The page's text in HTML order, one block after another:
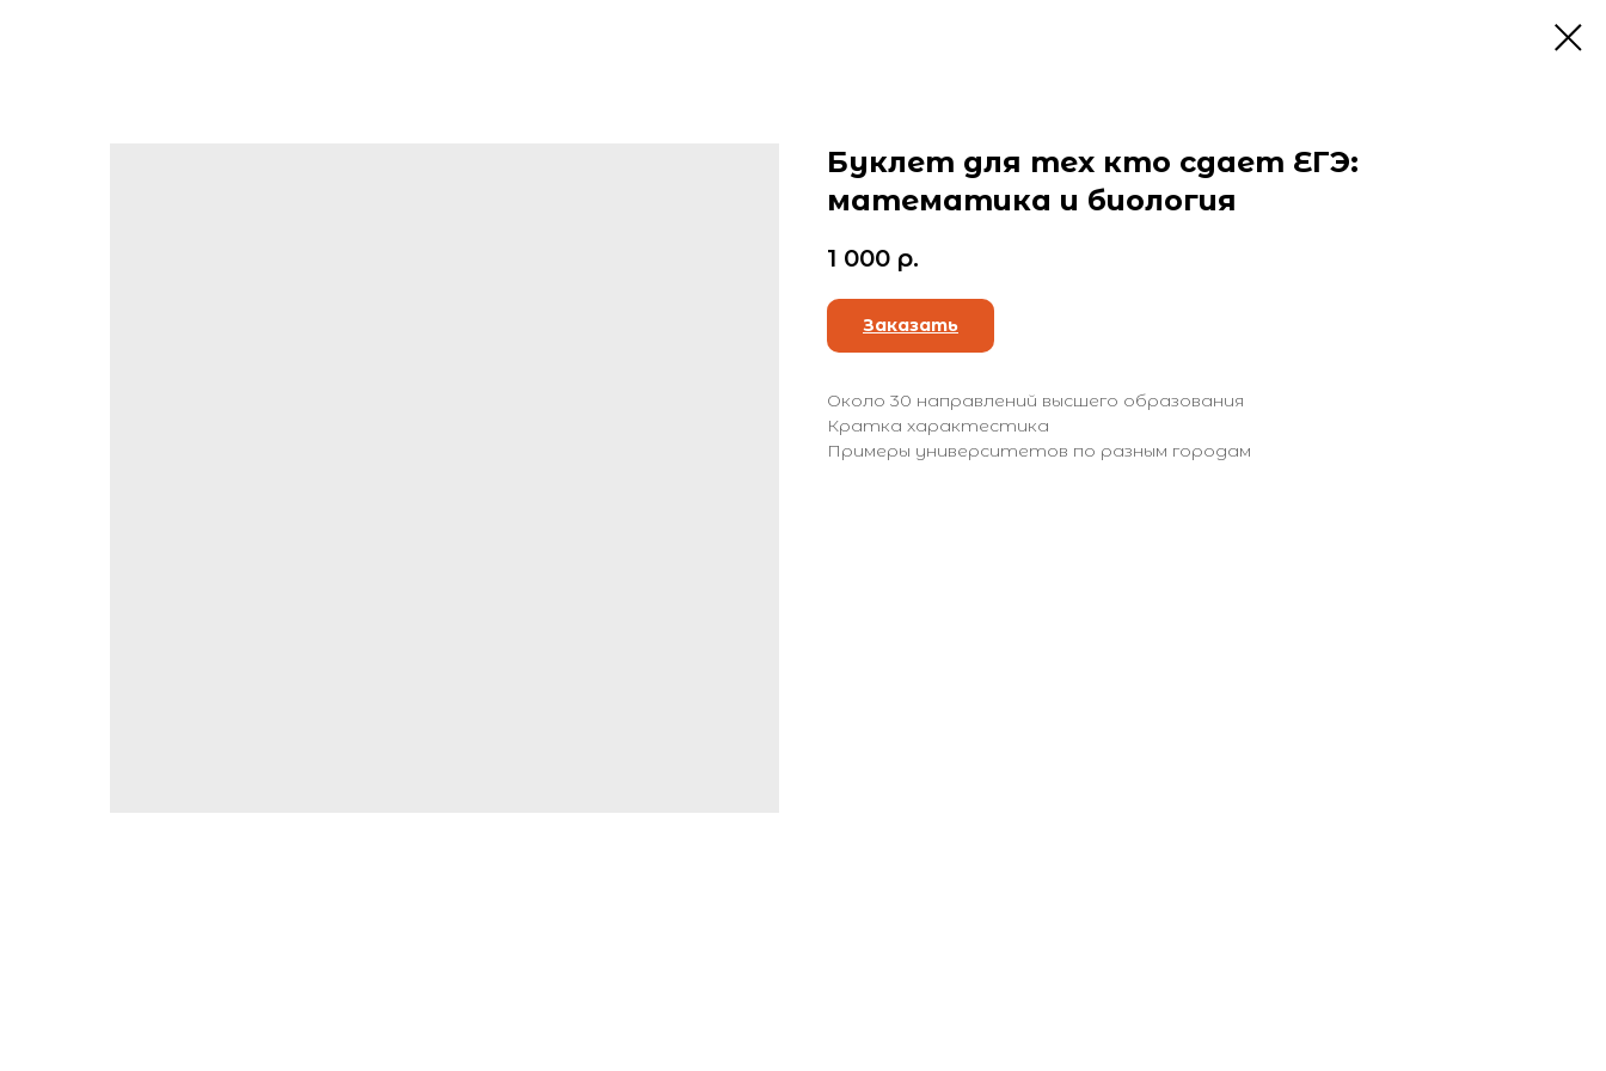
Буклет для тех кто сдает ЕГЭ:
математика и биология
1 000 р.
Заказать
Около 30 направлений высшего образования
Кратка характестика
Примеры университетов по разным городам